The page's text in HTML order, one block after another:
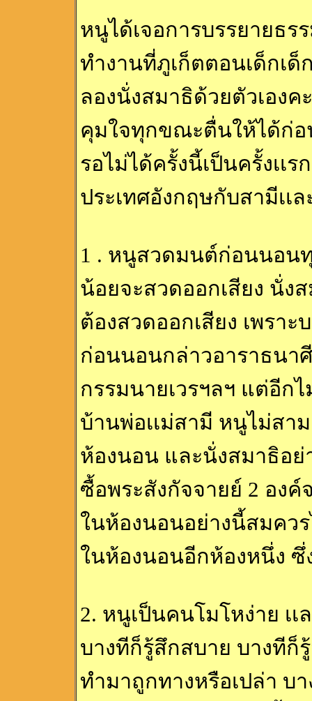
หนูได้เจอการบรรยายธ
ทำงานที่ภูเก็ตตอนเด็กเ
ลองนั่งสมาธิด้วยตัวเองค
คุมใจทุกขณะตื่นให้ได้ก่อ
รอไม่ได้ครั้งนี้เป็นครั้งเเ
ประเทศอังกฤษกับสามีเ
1 . หนูสวดมนต์ก่อนนอน
น้อยจะสวดออกเสียง นั่ง
ต้องสวดออกเสียง เพรา
ก่อนนอนกล่าวอาราธนา
กรรมนายเวรฯลฯ แต่อีก
บ้านพ่อเเม่สามี หนูไม่สา
ห้องนอน และนั่งสมาธิอย่
ซื้อพระสังกัจจายย์ 2 องค์
ในห้องนอนอย่างนี้สมควร
ในห้องนอนอีกห้องหนึ่ง
2. หนูเป็นคนโมโหง่าย เ
บางทีก็รู้สึกสบาย บางทีก็
ทำมาถูกทางหรือเปล่า บ